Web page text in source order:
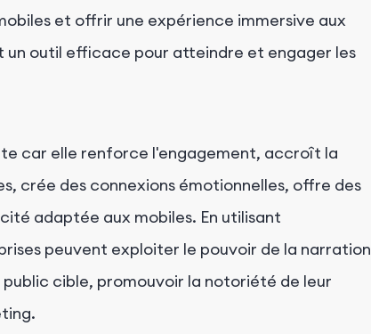
et offrir une expérience immersive aux
outil efficace pour atteindre et engager les
car elle renforce l'engagement, accroît la
crée des connexions émotionnelles, offre des
adaptée aux mobiles. En utilisant
peuvent exploiter le pouvoir de la narration
cible, promouvoir la notoriété de leur